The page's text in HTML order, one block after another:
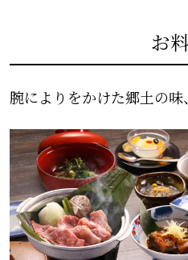
お
腕によりをかけた郷土の